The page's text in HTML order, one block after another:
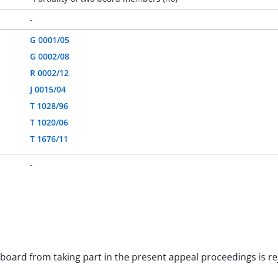
-
G 0001/05
G 0002/08
R 0002/12
J 0015/04
T 1028/96
T 1020/06
T 1676/11
-
from taking part in the present appeal proceedings is